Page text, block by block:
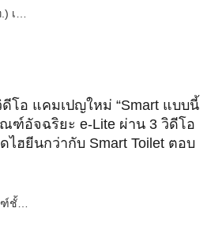
เ…
โอ แคมเปญใหม่ “Smart แบบนี้
ฑ์อัจฉริยะ e-Lite ผ่าน 3 วิดีโอ
ฮยีนกว่ากับ Smart Toilet ตอบ
ชั้…